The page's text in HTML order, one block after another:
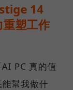
14
塑工作
PC 真的值
幫我做什